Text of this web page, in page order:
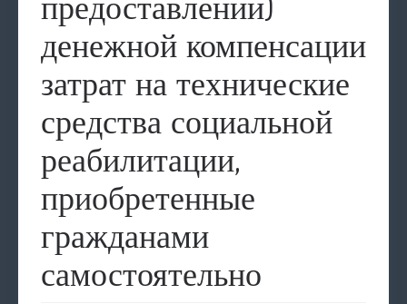
денежной компенсации
затрат на технические
средства социальной
реабилитации,
приобретенные
гражданами
самостоятельно